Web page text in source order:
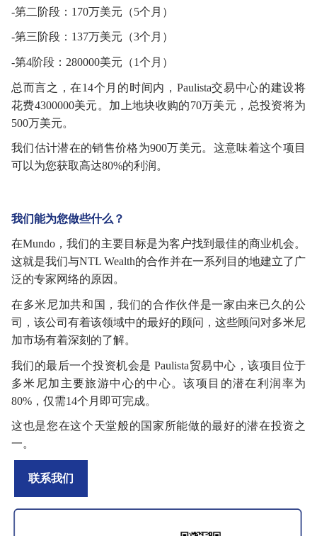
-第二阶段：170万美元（5个月）
-第三阶段：137万美元（3个月）
-第4阶段：280000美元（1个月）
总而言之，在14个月的时间内，Paulista交易中心的建设将
花费4300000美元。加上地块收购的70万美元，总投资将为
500万美元。
我们估计潜在的销售价格为900万美元。这意味着这个项目
可以为您获取高达80%的利润。
我们能为您做些什么？
在Mundo，我们的主要目标是为客户找到最佳的商业机会。
这就是我们与NTL Wealth的合作并在一系列目的地建立了广
泛的专家网络的原因。
在多米尼加共和国，我们的合作伙伴是一家由来已久的公
司，该公司有着该领域中的最好的顾问，这些顾问对多米尼
加市场有着深刻的了解。
我们的最后一个投资机会是 Paulista贸易中心，该项目位于
多米尼加主要旅游中心的中心。该项目的潜在利润率为
80%，仅需14个月即可完成。
这也是您在这个天堂般的国家所能做的最好的潜在投资之
一。
联系我们